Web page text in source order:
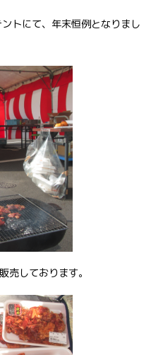
トにて、年末恒例となりまし
売しております。